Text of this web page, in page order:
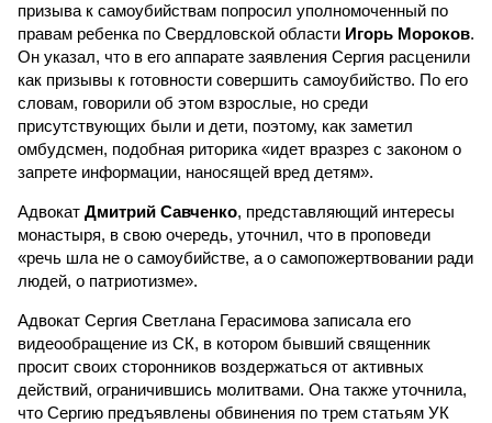
призыва к самоубийствам попросил уполномоченный по
правам ребенка по Свердловской области Игорь Мороков.
Он указал, что в его аппарате заявления Сергия расценили
как призывы к готовности совершить самоубийство. По его
словам, говорили об этом взрослые, но среди
присутствующих были и дети, поэтому, как заметил
омбудсмен, подобная риторика «идет вразрез с законом о
запрете информации, наносящей вред детям».
Адвокат Дмитрий Савченко, представляющий интересы
монастыря, в свою очередь, уточнил, что в проповеди
«речь шла не о самоубийстве, а о самопожертвовании ради
людей, о патриотизме».
Адвокат Сергия Светлана Герасимова записала его
видеообращение из СК, в котором бывший священник
просит своих сторонников воздержаться от активных
действий, ограничившись молитвами. Она также уточнила,
что Сергию предъявлены обвинения по трем статьям УК